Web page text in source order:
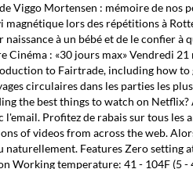
Mortensen : mémoire de nos
lors des répétitions à
à un bébé et de le confier à
: «30 jours max» Vendredi
to Fairtrade, including how
circulaires dans les parties les
the best things to watch on Netflix?
Profitez de rabais sur tous
of videos from across the web.
naturellement. Features Zero
temperature: 41 - 104F (5